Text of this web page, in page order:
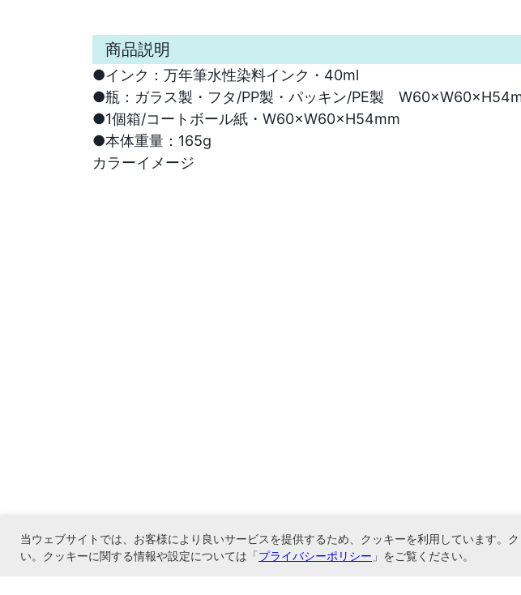
商品説明
●インク：万年筆水性染料インク・40ml
●瓶：ガラス製・フタ/PP製・パッキン/PE製　
●1個箱/コートボール紙・W60×W60×H54mm
●本体重量：165g
当ウェブサイトでは、お客様により良いサービスを提供するため、クッキーを利用しています。
い。クッキーに関する情報や設定については「プライバシーポリシー 」をご覧ください。